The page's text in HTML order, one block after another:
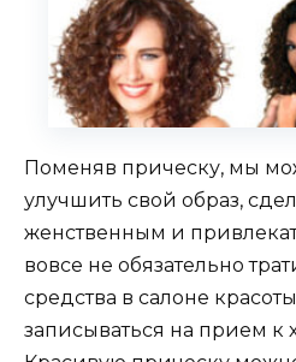
Поменяв прическу, мы
улучшить свой образ,
женственным и
вовсе не обязательно
средства в салоне
записываться на прием к